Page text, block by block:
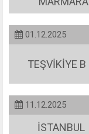
01.12.2025
TEŞVİKİYE B
11.12.2025
İSTANBUL